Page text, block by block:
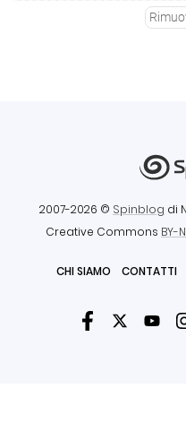
2007-2026 © Spinblog di
Creative Commons BY-
CHI SIAMO CONTATTI